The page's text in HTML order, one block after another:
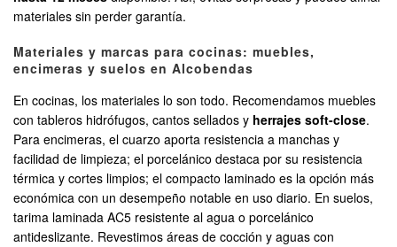
materiales sin perder garantía.
Materiales y marcas para cocinas: muebles,
encimeras y suelos en Alcobendas
En cocinas, los materiales lo son todo. Recomendamos muebles
con tableros hidrófugos, cantos sellados y herrajes soft-close.
Para encimeras, el cuarzo aporta resistencia a manchas y
facilidad de limpieza; el porcelánico destaca por su resistencia
térmica y cortes limpios; el compacto laminado es la opción más
económica con un desempeño notable en uso diario. En suelos,
tarima laminada AC5 resistente al agua o porcelánico
antideslizante. Revestimos áreas de cocción y aguas con